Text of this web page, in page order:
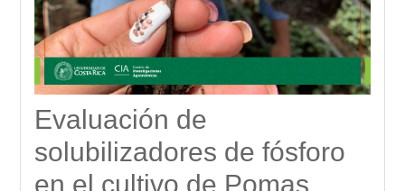
Evaluación de
solubilizadores de fósforo
en el cultivo de Pomas,